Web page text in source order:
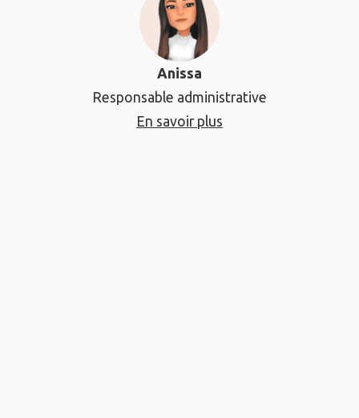
Anissa
Responsable administrative
En savoir plus